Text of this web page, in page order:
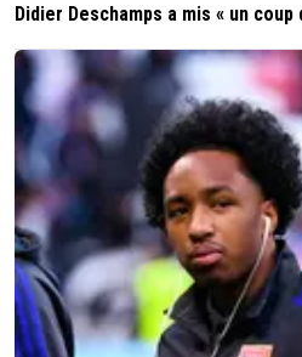
Didier Deschamps a mis « un